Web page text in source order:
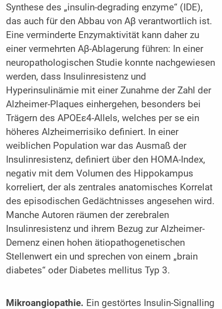
Synthese des „insulin-degrading enzyme“ (IDE),
das auch für den Abbau von Aβ verantwortlich ist.
Eine verminderte Enzymaktivität kann daher zu
einer vermehrten Aβ-Ablagerung führen: In einer
neuropathologischen Studie konnte nachgewiesen
werden, dass Insulinresistenz und
Hyperinsulinämie mit einer Zunahme der Zahl der
Alzheimer-Plaques einhergehen, besonders bei
Trägern des APOEε4-Allels, welches per se ein
höheres Alzheimerrisiko definiert. In einer
weiblichen Population war das Ausmaß der
Insulinresistenz, definiert über den HOMA-Index,
negativ mit dem Volumen des Hippokampus
korreliert, der als zentrales anatomisches Korrelat
des episodischen Gedächtnisses angesehen wird.
Manche Autoren räumen der zerebralen
Insulinresistenz und ihrem Bezug zur Alzheimer-
Demenz einen hohen ätiopathogenetischen
Stellenwert ein und sprechen von einem „brain
diabetes“ oder Diabetes mellitus Typ 3.
Mikroangiopathie. Ein gestörtes Insulin-Signalling